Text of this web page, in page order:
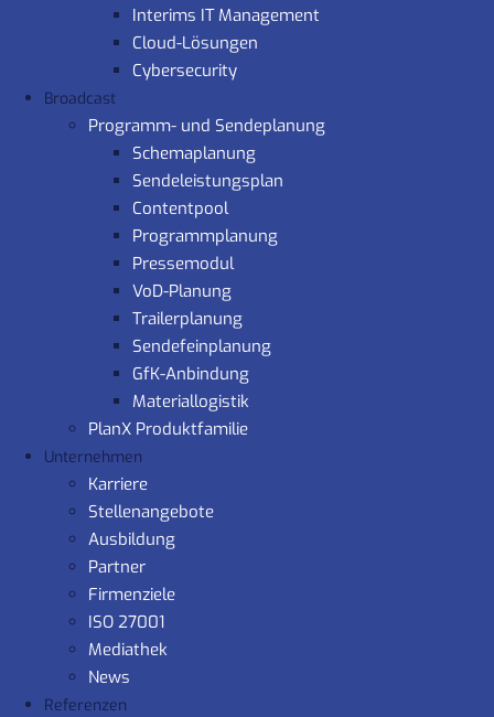
Interims IT Management
Cloud-Lösungen
Cybersecurity
Broadcast
Programm- und Sendeplanung
Schemaplanung
Sendeleistungsplan
Contentpool
Programmplanung
Pressemodul
VoD-Planung
Trailerplanung
Sendefeinplanung
GfK-Anbindung
Materiallogistik
PlanX Produktfamilie
Unternehmen
Karriere
Stellenangebote
Ausbildung
Partner
Firmenziele
ISO 27001
Mediathek
News
Referenzen